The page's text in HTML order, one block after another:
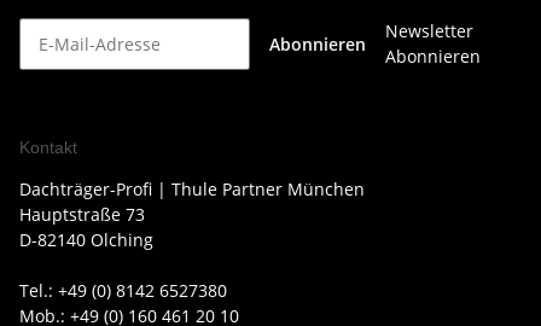
Abonnieren
Newsletter
Abonnieren
Kontakt
Dachträger-Profi | Thule Partner München
Hauptstraße 73
D-82140 Olching
Tel.: +49 (0) 8142 6527380
Mob.: +49 (0) 160 461 20 10